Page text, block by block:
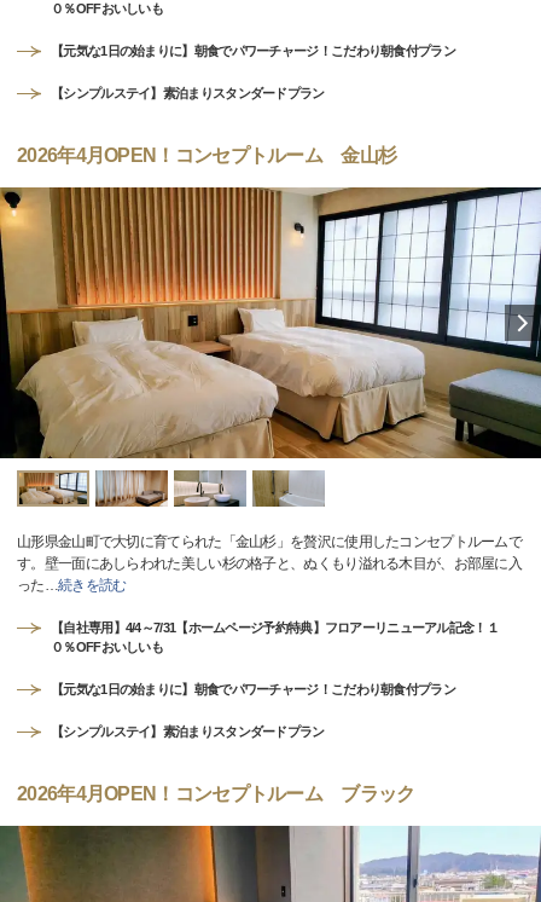
０％OFFおいしいも
【元気な1日の始まりに】朝食でパワーチャージ！こだわり朝食付プラン
【シンプルステイ】素泊まりスタンダードプラン
2026年4月OPEN！コンセプトルーム 金山杉
山形県金山町で大切に育てられた「金山杉」を贅沢に使用したコンセプトルームで
す。壁一面にあしらわれた美しい杉の格子と、ぬくもり溢れる木目が、お部屋に入
った…続きを読む
【自社専用】4/4～7/31【ホームページ予約特典】フロアーリニューアル記念！１
０％OFFおいしいも
【元気な1日の始まりに】朝食でパワーチャージ！こだわり朝食付プラン
【シンプルステイ】素泊まりスタンダードプラン
2026年4月OPEN！コンセプトルーム ブラック